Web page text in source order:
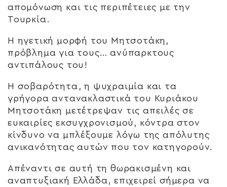
απομόνωση και τις περιπέτειες με την
Τουρκία.
Η ηγετική μορφή του Μητσοτάκη,
πρόβλημα για τους… ανύπαρκτους
αντιπάλους του!
Η σοβαρότητα, η ψυχραιμία και τα
γρήγορα αντανακλαστικά του Κυριάκου
Μητσοτάκη μετέτρεψαν τις απειλές σε
ευκαιρίες εκσυγχρονισμού, κόντρα στον
κίνδυνο να μπλέξουμε λόγω της απόλυτης
ανικανότητας αυτών που τον κατηγορούν.
Απέναντι σε αυτή τη θωρακισμένη και
αναπτυξιακή Ελλάδα, επιχειρεί σήμερα να